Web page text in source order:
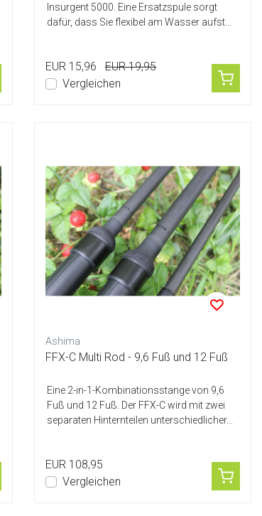
Insurgent 5000. Eine Ersatzspule sorgt
dafür, dass Sie flexibel am Wasser aufst...
EUR 15,96
EUR 19,95
Vergleichen
Ashima
FFX-C Multi Rod - 9,6 Fuß und 12 Fuß
Eine 2-in-1-Kombinationsstange von 9,6
Fuß und 12 Fuß. Der FFX-C wird mit zwei
separaten Hinternteilen unterschiedlicher...
EUR 108,95
Vergleichen